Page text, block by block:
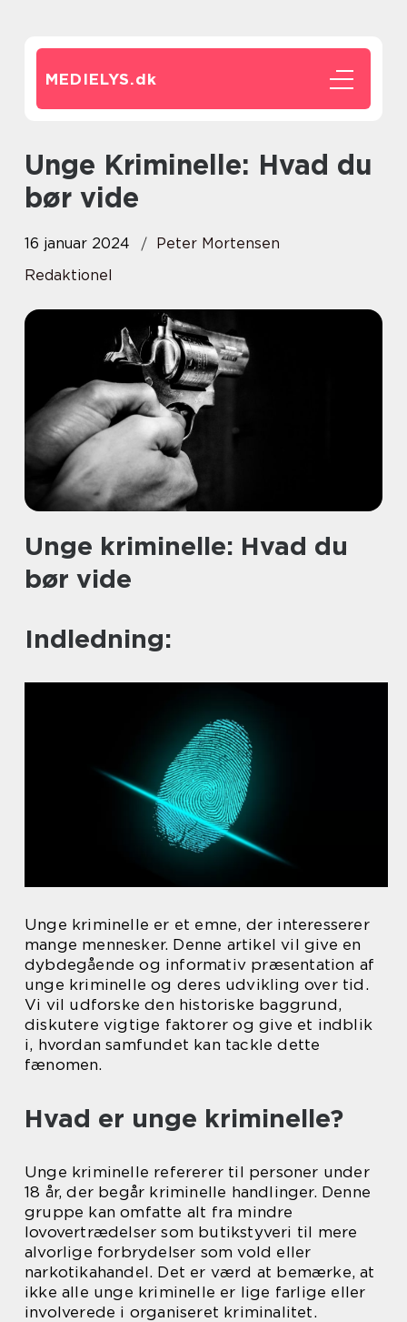
MEDIELYS.dk
Unge Kriminelle: Hvad du
bør vide
16 januar 2024
Peter Mortensen
Redaktionel
Unge kriminelle: Hvad du
bør vide
Indledning:
Unge kriminelle er et emne, der interesserer
mange mennesker. Denne artikel vil give en
dybdegående og informativ præsentation af
unge kriminelle og deres udvikling over tid.
Vi vil udforske den historiske baggrund,
diskutere vigtige faktorer og give et indblik
i, hvordan samfundet kan tackle dette
fænomen.
Hvad er unge kriminelle?
Unge kriminelle refererer til personer under
18 år, der begår kriminelle handlinger. Denne
gruppe kan omfatte alt fra mindre
lovovertrædelser som butikstyveri til mere
alvorlige forbrydelser som vold eller
narkotikahandel. Det er værd at bemærke, at
ikke alle unge kriminelle er lige farlige eller
involverede i organiseret kriminalitet.